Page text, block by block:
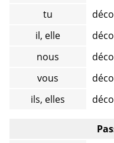
tu
il, elle
nous
vous
ils, elles